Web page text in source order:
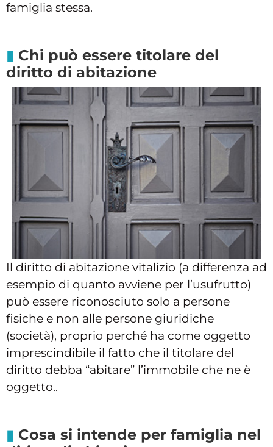
famiglia stessa.
Chi può essere titolare del
diritto di abitazione
Il diritto di abitazione vitalizio (a differenza ad
esempio di quanto avviene per l’usufrutto)
può essere riconosciuto solo a persone
fisiche e non alle persone giuridiche
(società), proprio perché ha come oggetto
imprescindibile il fatto che il titolare del
diritto debba “abitare” l’immobile che ne è
oggetto..
Cosa si intende per famiglia nel